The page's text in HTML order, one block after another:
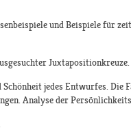
und Beispiele für
Juxtapositionkreuze.
jedes Entwurfes.
Analyse der